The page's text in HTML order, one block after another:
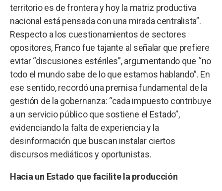
territorio es de frontera y hoy la matriz productiva
nacional está pensada con una mirada centralista”.
Respecto a los cuestionamientos de sectores
opositores, Franco fue tajante al señalar que prefiere
evitar “discusiones estériles”, argumentando que “no
todo el mundo sabe de lo que estamos hablando”. En
ese sentido, recordó una premisa fundamental de la
gestión de la gobernanza: “cada impuesto contribuye
a un servicio público que sostiene el Estado”,
evidenciando la falta de experiencia y la
desinformación que buscan instalar ciertos
discursos mediáticos y oportunistas.
Hacia un Estado que facilite la producción